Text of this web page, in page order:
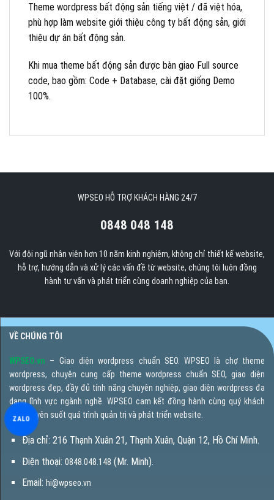
Theme wordpress bất động sản tiếng việt / đã việt hóa,
phù hợp làm website giới thiệu công ty bất động sản, giới
thiệu dự án bất động sản.
Khi mua theme bất động sản được bàn giao Full source
code, bao gồm: Code + Database, cài đặt giống Demo
100%.
WPSEO HỖ TRỢ KHÁCH HÀNG 24/7
0848 048 148
Với đội ngũ nhân viên hơn 10 năm kinh nghiệm, không chỉ thiết kế website,
hỗ trợ, hướng dẫn và xử lý các vấn đề từ website, chúng tôi luôn đồng
hành tư vấn và phát triển cùng doanh nghiệp của bạn.
VỀ CHÚNG TÔI
WPSEO.vn – Giao diện wordpress chuẩn SEO. WPSEO là chợ theme
wordpress, chuyên cung cấp theme wordpress chuẩn SEO, giao diện
wordpress đẹp, đầy đủ tính năng chuyên nghiệp, giao diện wordpress đa
dạng lĩnh vực ngành nghề. WPSEO cam kết đồng hành cùng quý khách
hàng xuyên suốt quá trình quản trị và phát triển website.
Địa chỉ: 216 Thạnh Xuân 21, Thạnh Xuân, Quận 12, Hồ Chí Minh.
Điện thoại: 0848.048.148 (Mr. Minh).
Email: hi@wpseo.vn
ZALO